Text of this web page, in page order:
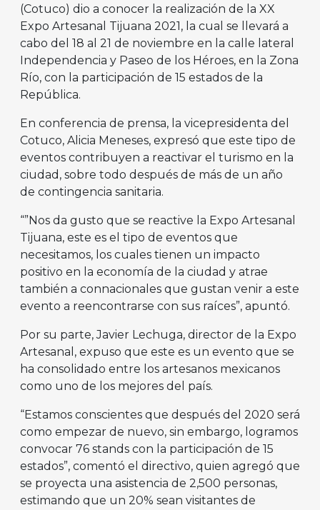
(Cotuco) dio a conocer la realización de la XX
Expo Artesanal Tijuana 2021, la cual se llevará a
cabo del 18 al 21 de noviembre en la calle lateral
Independencia y Paseo de los Héroes, en la Zona
Río, con la participación de 15 estados de la
República.
En conferencia de prensa, la vicepresidenta del
Cotuco, Alicia Meneses, expresó que este tipo de
eventos contribuyen a reactivar el turismo en la
ciudad, sobre todo después de más de un año
de contingencia sanitaria.
“”Nos da gusto que se reactive la Expo Artesanal
Tijuana, este es el tipo de eventos que
necesitamos, los cuales tienen un impacto
positivo en la economía de la ciudad y atrae
también a connacionales que gustan venir a este
evento a reencontrarse con sus raíces”, apuntó.
Por su parte, Javier Lechuga, director de la Expo
Artesanal, expuso que este es un evento que se
ha consolidado entre los artesanos mexicanos
como uno de los mejores del país.
“Estamos conscientes que después del 2020 será
como empezar de nuevo, sin embargo, logramos
convocar 76 stands con la participación de 15
estados”, comentó el directivo, quien agregó que
se proyecta una asistencia de 2,500 personas,
estimando que un 20% sean visitantes de